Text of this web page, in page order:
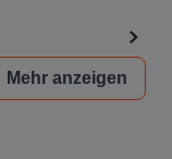
Mehr anzeigen